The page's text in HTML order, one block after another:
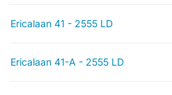
Ericalaan 41 - 2555 LD
Ericalaan 41-A - 2555 LD